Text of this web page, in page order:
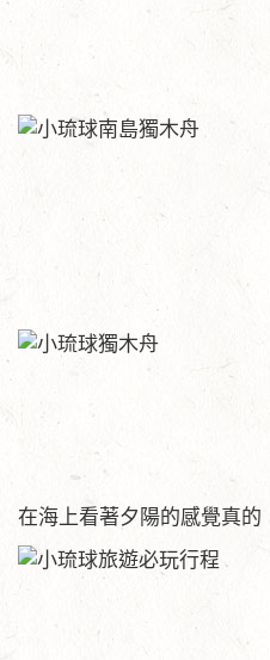
在海上看著夕陽的感覺真的